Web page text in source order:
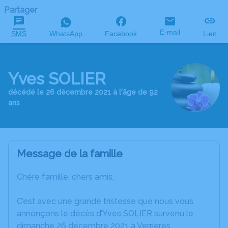
Partager
SMS WhatsApp Facebook E-mail Lien
Yves SOLIER
décédé le 26 décembre 2021 à l'âge de 92
ans
Message de la famille
Chère famille, chers amis,
C’est avec une grande tristesse que nous vous
annonçons le décès d’Yves SOLIER survenu le
dimanche 26 décembre 2021 à Verrières.